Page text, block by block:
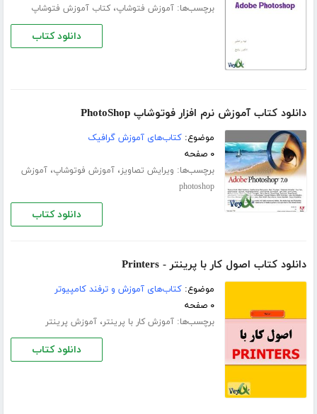
برچسب‌ها:آموزش فتوشاپ،کتاب آموزش فتوشاپ
دانلود کتاب
دانلود کتاب آموزش نرم افزار فوتوشاپ PhotoShop
موضوع:کتاب‌های آموزش گرافیک
۰ صفحه
برچسب‌ها: ویرایش تصاویز،آموزش فوتوشاپ،آموزش
photoshop
دانلود کتاب
دانلود کتاب اصول کار با پرینتر - Printers
موضوع:کتاب‌های آموزش و ترفند کامپیوتر
۰ صفحه
برچسب‌ها:آموزش کار با پرینتر،آموزش پرینتر
دانلود کتاب